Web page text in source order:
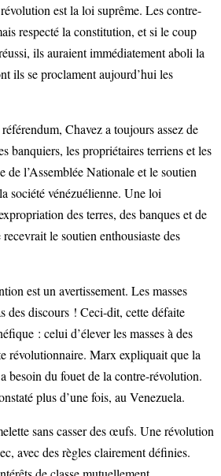
est la loi suprême. Les contre-
respecté la constitution, et si le coup
ils auraient immédiatement aboli la
ils se proclament aujourd’hui les
Chavez a toujours assez de
banquiers, les propriétaires terriens et les
de l’Assemblée Nationale et le soutien
société vénézuélienne. Une loi
des terres, des banques et de
le soutien enthousiaste des
est un avertissement. Les masses
des discours ! Ceci-dit, cette défaite
: celui d’élever les masses à des
révolutionnaire. Marx expliquait que la
besoin du fouet de la contre-révolution.
plus d’une fois, au Venezuela.
sans casser des œufs. Une révolution
avec des règles clairement définies.